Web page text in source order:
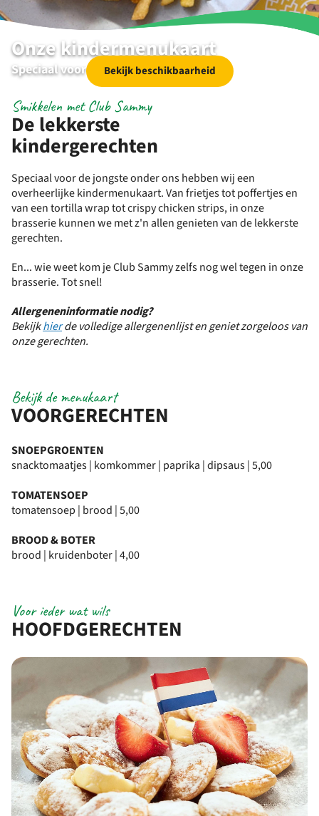
Onze kindermenukaart
Speciaal voor de jongste onder ons
Bekijk beschikbaarheid
De lekkerste
kindergerechten
Smikkelen met Club Sammy
Speciaal voor de jongste onder ons hebben wij een
overheerlijke kindermenukaart. Van frietjes tot poffertjes en
van een tortilla wrap tot crispy chicken strips, in onze
brasserie kunnen we met z'n allen genieten van de lekkerste
gerechten.
En... wie weet kom je Club Sammy zelfs nog wel tegen in onze
brasserie. Tot snel!
Allergeneninformatie nodig?
Bekijkhierde volledige allergenenlijst en geniet zorgeloos van
onze gerechten.
VOORGERECHTEN
Bekijk de menukaart
SNOEPGROENTEN
snacktomaatjes | komkommer | paprika | dipsaus | 5,00
TOMATENSOEP
tomatensoep | brood | 5,00
BROOD & BOTER
brood | kruidenboter | 4,00
HOOFDGERECHTEN
Voor ieder wat wils